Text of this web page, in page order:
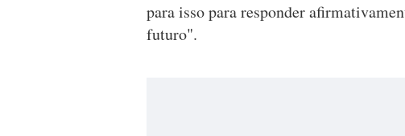
para isso para responder
futuro".